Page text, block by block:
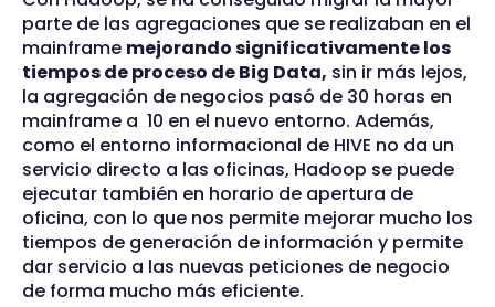
parte de las agregaciones que se realizaban en el
mainframe mejorando significativamente los
tiempos de proceso de Big Data, sin ir más lejos,
la agregación de negocios pasó de 30 horas en
mainframe a 10 en el nuevo entorno. Además,
como el entorno informacional de HIVE no da un
servicio directo a las oficinas, Hadoop se puede
ejecutar también en horario de apertura de
oficina, con lo que nos permite mejorar mucho los
tiempos de generación de información y permite
dar servicio a las nuevas peticiones de negocio
de forma mucho más eficiente.